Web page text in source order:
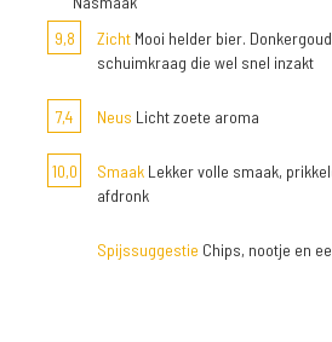
9,8
Zicht Mooi helder bier.
schuimkraag die wel snel inzakt
7,4 Neus Licht zoete aroma
10,0 Smaak Lekker volle smaak,
afdronk
Spijssuggestie Chips, nootje en